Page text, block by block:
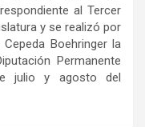
al Tercer
y se realizó por
Boehringer la
Permanente
julio y agosto del